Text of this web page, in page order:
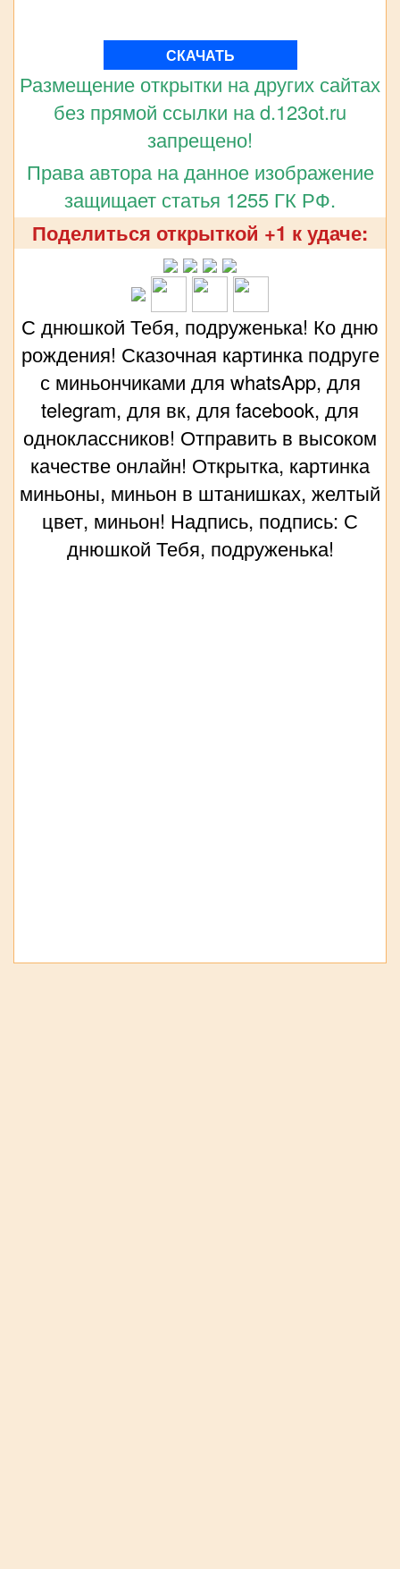
СКАЧАТЬ
Размещение открытки на других сайтах
без прямой ссылки на d.123ot.ru
запрещено!
Права автора на данное изображение
защищает статья 1255 ГК РФ.
Поделиться открыткой +1 к удаче:
С днюшкой Тебя, подруженька! Ко дню
рождения! Сказочная картинка подруге
с миньончиками для whatsApp, для
telegram, для вк, для facebook, для
одноклассников! Отправить в высоком
качестве онлайн! Открытка, картинка
миньоны, миньон в штанишках, желтый
цвет, миньон! Надпись, подпись: С
днюшкой Тебя, подруженька!